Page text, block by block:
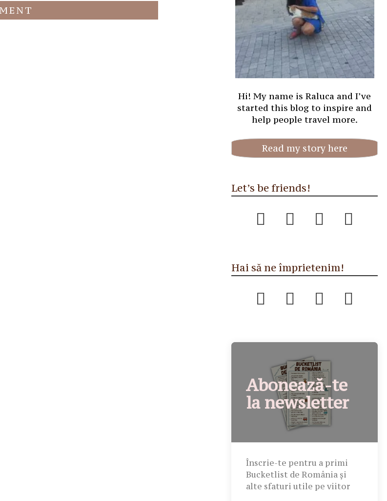
Hi! My name is Raluca and I’ve
started this blog to inspire and
help people travel more.
Read my story here
Let’s be friends!
Hai să ne împrietenim!
Abonează-te
la newsletter
Înscrie-te pentru a primi
Bucketlist de România și
alte sfaturi utile pe viitor